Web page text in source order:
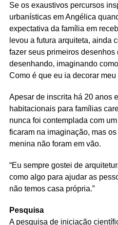
Se os exaustivos percursos
urbanísticas em Angélica
expectativa da família em
levou a futura arquiteta, ainda
fazer seus primeiros desenhos
desenhando, imaginando
Como é que eu ia decorar meu
Apesar de inscrita há 20 anos
habitacionais para famílias
nunca foi contemplada com
ficaram na imaginação, mas
menina não foram em vão.
“Eu sempre gostei de
como algo para ajudar as
não temos casa própria.”
Pesquisa
A pesquisa de iniciação